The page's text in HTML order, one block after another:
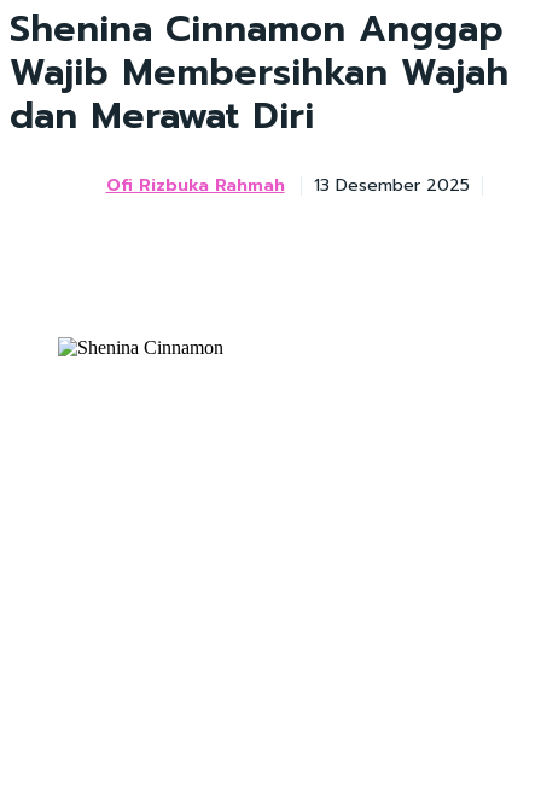
Shenina Cinnamon Anggap
Wajib Membersihkan Wajah
dan Merawat Diri
Ofi Rizbuka Rahmah 13 Desember 2025